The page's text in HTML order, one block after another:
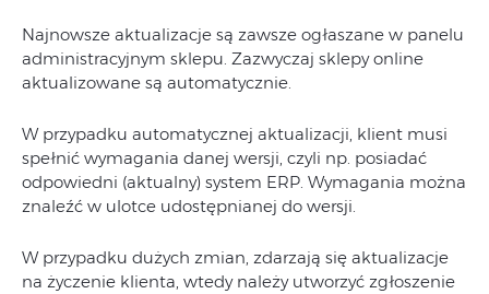
Najnowsze aktualizacje są zawsze ogłaszane w panelu
administracyjnym sklepu. Zazwyczaj sklepy online
aktualizowane są automatycznie.
W przypadku automatycznej aktualizacji, klient musi
spełnić wymagania danej wersji, czyli np. posiadać
odpowiedni (aktualny) system ERP. Wymagania można
znaleźć w ulotce udostępnianej do wersji.
W przypadku dużych zmian, zdarzają się aktualizacje
na życzenie klienta, wtedy należy utworzyć zgłoszenie